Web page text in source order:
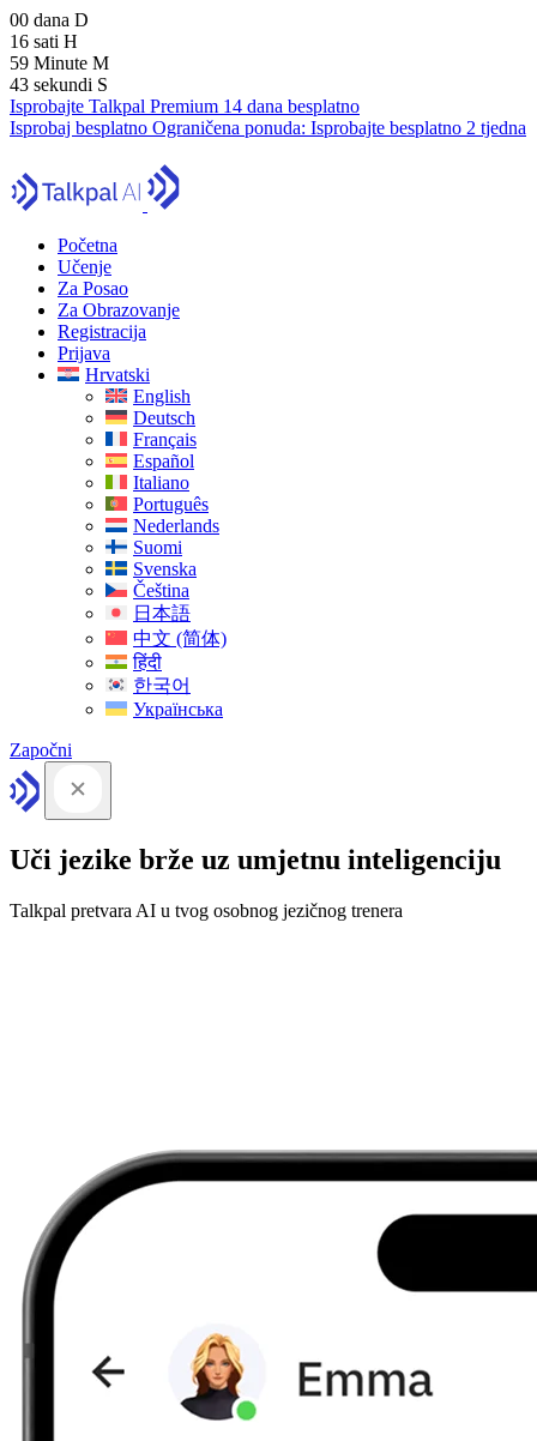
00 dana D
16 sati H
59 Minute M
42 sekundi S
Isprobajte Talkpal Premium 14 dana besplatno
Isprobaj besplatno Ograničena ponuda: Isprobajte besplatno 2 tjedna
Početna
Učenje
Za Posao
Za Obrazovanje
Registracija
Prijava
Hrvatski
English
Deutsch
Français
Español
Italiano
Português
Nederlands
Suomi
Svenska
Čeština
日本語
中文 (简体)
हिंदी
한국어
Українська
Započni
Uči jezike brže uz umjetnu inteligenciju
Talkpal pretvara AI u tvog osobnog jezičnog trenera